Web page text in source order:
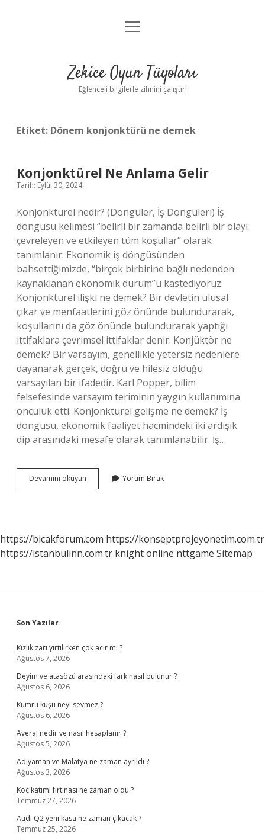
Anasayfa
Yasal Uyarı
menüyü
Zekice Oyun Tüyoları
Eğlenceli bilgilerle zihnini çalıştır!
Etiket: Dönem konjonktürü ne demek
Konjonktürel Ne Anlama Gelir
Tarih: Eylül 30, 2024
Konjonktürel nedir? (Döngüler, İş Döngüleri) İş
döngüsü kelimesi “belirli bir zamanda belirli bir olayı
çevreleyen ve etkileyen tüm koşullar” olarak
tanımlanır. Ekonomik iş döngüsünden
bahsettiğimizde, “birçok birbirine bağlı nedenden
kaynaklanan ekonomik durum”u kastediyoruz.
Konjonktürel ilişki ne demek? Bir devletin ulusal
çıkar ve menfaatlerini göz önünde bulundurarak,
koşullarını da göz önünde bulundurarak yaptığı
ittifaklara çevrimsel ittifaklar denir. Konjüktör ne
demek? Bir varsayım, genellikle yetersiz nedenlere
dayanarak gerçek, doğru ve hilesiz olduğu
varsayılan bir ifadedir. Karl Popper, bilim
felsefesinde varsayım teriminin yaygın kullanımına
öncülük etti. Konjonktürel gelişme ne demek? İş
döngüsü, ekonomik faaliyet hacmindeki iki ardışık
dip arasındaki mesafe olarak tanımlanabilir. İş…
Devamını okuyun Konjonktürel
Ne
Yorum Bırak
https://bicakforum.com https://konseptprojeyonetim.com.tr
https://istanbulinn.com.tr knight online nttgame Sitemap
Sidebar
Son Yazılar
Kızlık zarı yırtılırken çok acır mı ?
Ağustos 7, 2026
Deyim ve atasözü arasındaki fark nasıl bulunur ?
Ağustos 6, 2026
Kumru kuşu neyi sevmez ?
Ağustos 6, 2026
Averaj nedir ve nasıl hesaplanır ?
Ağustos 5, 2026
Adıyaman ve Malatya ne zaman ayrıldı ?
Ağustos 3, 2026
Koç katımı fırtınası ne zaman oldu ?
Temmuz 27, 2026
Audi Q2 yeni kasa ne zaman çıkacak ?
Temmuz 25, 2026